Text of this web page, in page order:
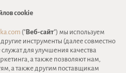
cookie
(" Веб-сайт") мы используем
инструменты (далее совместно
служат для улучшения качества
а также позволяют нам,
а также другим поставщикам